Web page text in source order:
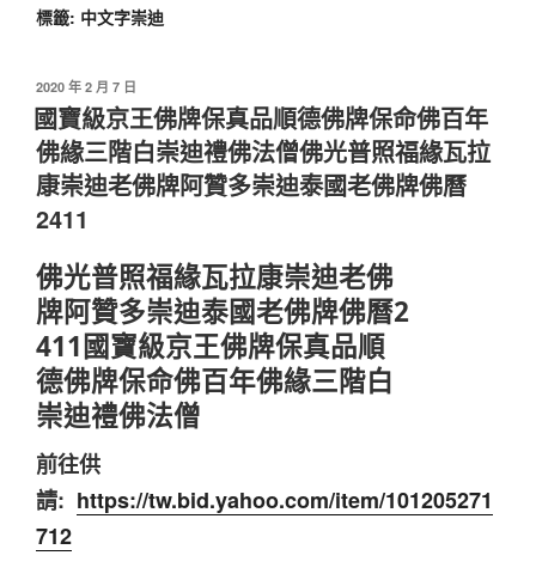
標籤: 中文字崇迪
發
佈
於
2020 年 2 月 7 日
國寶級京王佛牌保真品順德佛牌保命佛百年
佛緣三階白崇迪禮佛法僧佛光普照福緣瓦拉
康崇迪老佛牌阿贊多崇迪泰國老佛牌佛曆
2411
佛光普照福緣瓦拉康崇迪老佛
牌阿贊多崇迪泰國老佛牌佛曆2
411國寶級京王佛牌保真品順
德佛牌保命佛百年佛緣三階白
崇迪禮佛法僧
前往供
請: https://tw.bid.yahoo.com/item/101205271
712